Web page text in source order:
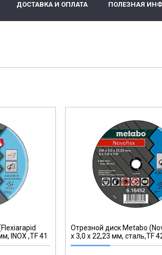
ДОСТАВКА И ОПЛАТА ПОЛЕЗНАЯ
INOX ,TF 41
Отрезной диск Metabo
x 3,0 x 22,23 мм, сталь,TF